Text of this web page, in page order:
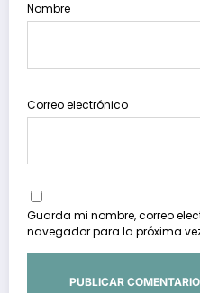
Nombre
Correo electrónico
Guarda mi nombre, correo
navegador para la próxima